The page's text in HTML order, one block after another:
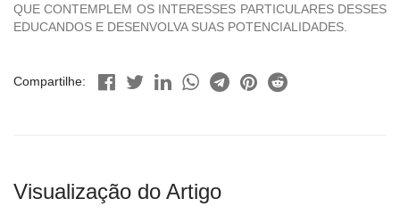
QUE CONTEMPLEM OS INTERESSES PARTICULARES DESSES
EDUCANDOS E DESENVOLVA SUAS POTENCIALIDADES.
Compartilhe:
Visualização do Artigo